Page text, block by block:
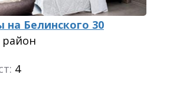
на Белинского 30
4